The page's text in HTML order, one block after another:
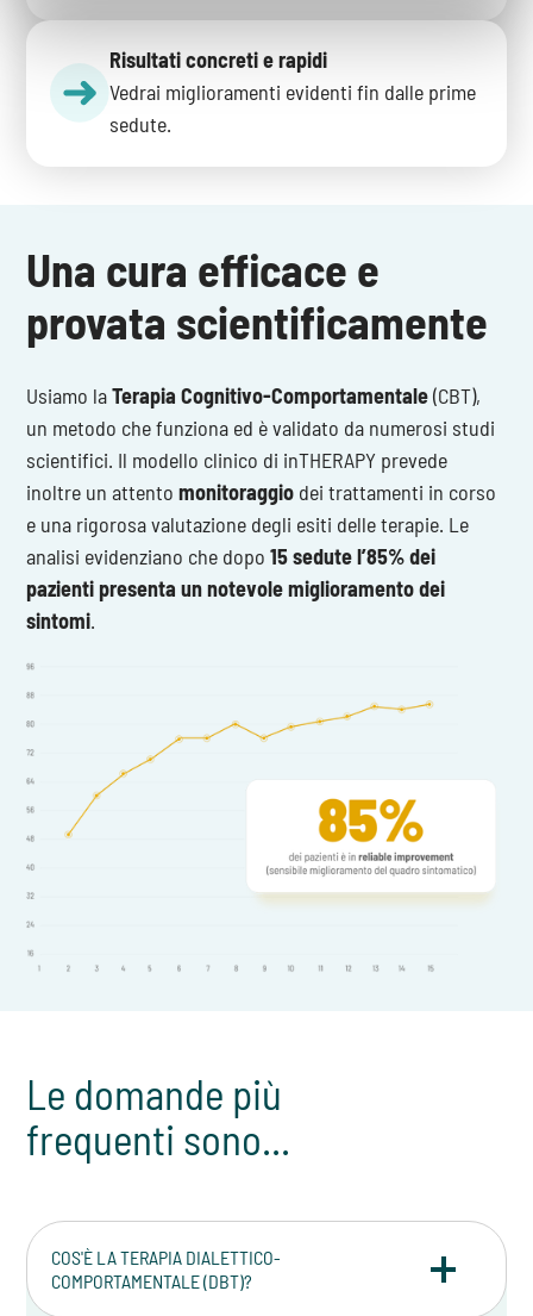
Risultati concreti e rapidi
Vedrai miglioramenti evidenti fin dalle prime
sedute.
Una cura efficace e
provata scientificamente
Usiamo laTerapia Cognitivo-Comportamentale(CBT),
un metodo che funziona ed è validato da numerosi studi
scientifici. Il modello clinico di inTHERAPY prevede
inoltre un attentomonitoraggio dei trattamenti in corso
e una rigorosa valutazione degli esiti delle terapie. Le
analisi evidenziano che dopo 15 sedute l’85% dei
pazienti presenta un notevole miglioramento dei
sintomi.
Le domande più
frequenti sono...
COS'È LA TERAPIA DIALETTICO-
COMPORTAMENTALE (DBT)?